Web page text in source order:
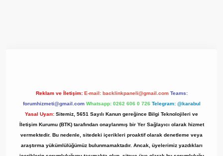
Reklam ve İletişim: E-mail: backlinkpaneli@gmail.com Teams:
forumhizmeti@gmail.com Whatsapp: 0262 606 0 726 Telegram: @karabul
Yasal Uyarı: Sitemiz, 5651 Sayılı Kanun gereğince Bilgi Teknolojileri ve
İletişim Kurumu (BTK) tarafından onaylanmış bir Yer Sağlayıcı olarak hizmet
vermektedir. Bu nedenle, sitedeki içerikleri proaktif olarak denetleme veya
araştırma yükümlülüğümüz bulunmamaktadır. Ancak, üyelerimiz yazdıkları